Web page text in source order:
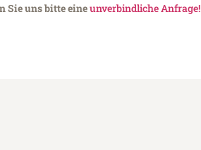
Sie uns bitte eineunverbindliche Anfrage!